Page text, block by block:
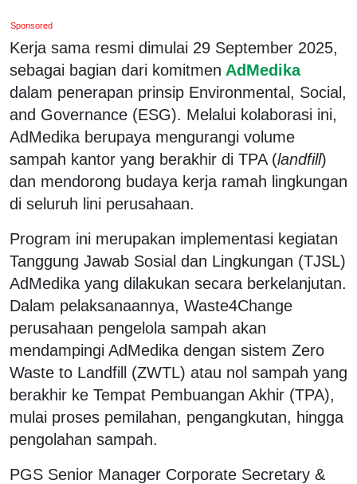
Sponsored
Kerja sama resmi dimulai 29 September 2025,
sebagai bagian dari komitmen AdMedika
dalam penerapan prinsip Environmental, Social,
and Governance (ESG). Melalui kolaborasi ini,
AdMedika berupaya mengurangi volume
sampah kantor yang berakhir di TPA (landfill)
dan mendorong budaya kerja ramah lingkungan
di seluruh lini perusahaan.
Program ini merupakan implementasi kegiatan
Tanggung Jawab Sosial dan Lingkungan (TJSL)
AdMedika yang dilakukan secara berkelanjutan.
Dalam pelaksanaannya, Waste4Change
perusahaan pengelola sampah akan
mendampingi AdMedika dengan sistem Zero
Waste to Landfill (ZWTL) atau nol sampah yang
berakhir ke Tempat Pembuangan Akhir (TPA),
mulai proses pemilahan, pengangkutan, hingga
pengolahan sampah.
PGS Senior Manager Corporate Secretary &